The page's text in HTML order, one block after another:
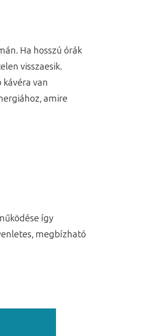
Ha hosszú órák
visszaesik.
van
amire
így
megbízható